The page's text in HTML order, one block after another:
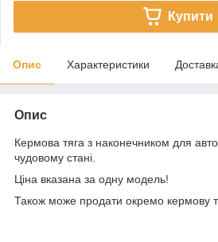
Купити
Опис Характеристики
Опис
Кермова тяга з наконечником для
чудовому стані.
Ціна вказана за одну модель!
Також може продати окремо кермову